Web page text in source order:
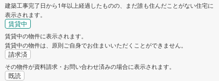
建築工事完了日から1年以上経過したものの、まだ誰も住んだことがない住宅に
表示されます。
賃貸中
賃貸中の物件に表示されます。
賃貸中の物件は、原則ご自身でお住まいいただくことができません。
請求済
その物件が資料請求・お問い合わせ済みの場合に表示されます。
既読